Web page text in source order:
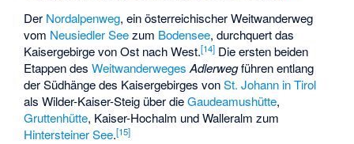
Der Nordalpenweg, ein österreichischer Weitwanderweg
vom Neusiedler Seezum Bodensee, durchquert das
Kaisergebirge von Ost nach West.[14] Die ersten beiden
Etappen desWeitwanderweges Adlerwegführen entlang
der Südhänge des Kaisergebirges vonSt. Johann in Tirol
als Wilder-Kaiser-Steig über dieGaudeamushütte,
Gruttenhütte, Kaiser-Hochalm undWalleralm zum
Hintersteiner See.[15]